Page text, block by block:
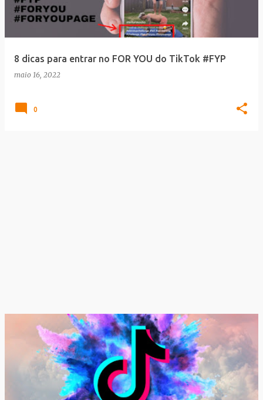
8 dicas para entrar no FOR YOU do TikTok #FYP
maio 16, 2022
0